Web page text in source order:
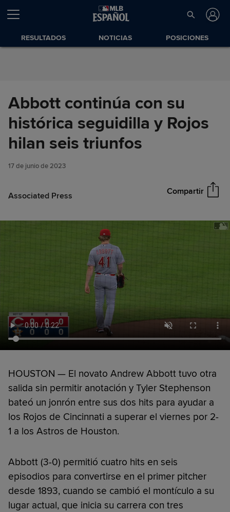
Saltar al Contenido
RESULTADOS NOTICIAS POSICIONES
Abbott continúa con su
histórica seguidilla y Rojos
hilan seis triunfos
17 de junio de 2023
Associated Press Compartir
Abbott continúa con su
histórica seguidilla y Rojos
hilan seis triunfos
HOUSTON — El novato Andrew Abbott tuvo otra
salida sin permitir anotación y Tyler Stephenson
bateó un jonrón entre sus dos hits para ayudar a
los Rojos de Cincinnati a superar el viernes por 2-
1 a los Astros de Houston.
Abbott (3-0) permitió cuatro hits en seis
episodios para convertirse en el primer pitcher
desde 1893, cuando se cambió el montículo a su
lugar actual, que inicia su carrera con tres